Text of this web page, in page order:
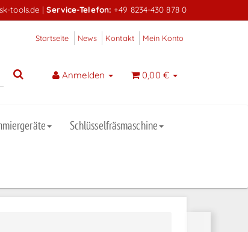
tools.de |Service-Telefon: +49 8234-430 878 0
Startseite News Kontakt Mein Konto
Anmelden 0,00 €
Schlüsselfräsmaschine